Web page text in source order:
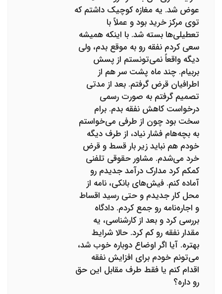
عوض شد. یه مغازه کوچیک داشتم که
توی مرکز خرید بود و عملاً با
تعطیلی‌ها بسته شد. با اینکه همیشه
سعی کردم نفقه رو به موقع بدم، ولی
دیگه واقعاً نمی‌تونستم از پسش
بربیام. چند ماه پشت سر هم از
اطرافیان قرض گرفتم. بعد از مدتی
تصمیم گرفتم به صورت رسمی
درخواست کاهش نفقه بدم. برام
سخت بود چون از طرفی می‌خواستم
به بچه‌هام فشار نیاد، از طرف دیگه
خودم هم نباید زیر بار قسط و قرض
خرد می‌شدم. مشاور حقوقی تلفنی
کمکم کرد مدارک درآمد جدیدم رو
آماده کنم. فیش‌های بانکی، نامه از
محل کار جدیدم و حتی رسید اقساط
و اجاره‌نامه رو جمع کردم. دادگاه
بررسی کرد و بعد از کارشناسی، یه
مقدار نفقه رو کم کرد. حالا شرایط
بهتره. آیا اگر اوضاع دوباره خوب شد،
می‌تونم خودم برای افزایش نفقه
اقدام کنم یا فقط طرف مقابل این حق
رو داره؟